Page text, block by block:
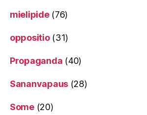
mielipide(76)
oppositio(31)
Propaganda (40)
Sananvapaus (28)
Some(20)